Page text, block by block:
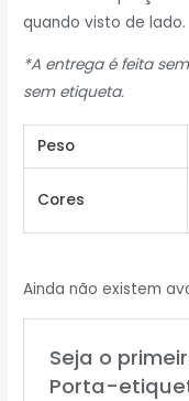
quando visto de lado.
*A entrega é feita
sem etiqueta.
Peso
Cores
Ainda não existem
Seja o
Porta-